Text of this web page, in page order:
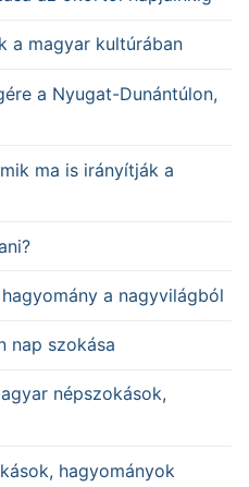
a magyar kultúrában
a Nyugat-Dunántúlon,
ma is irányítják a
a nagyvilágból
nap szokása
népszokások,
hagyományok